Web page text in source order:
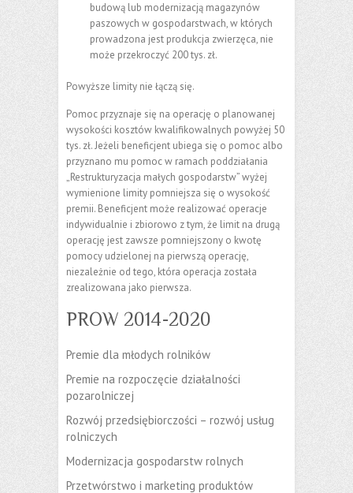
budową lub modernizacją magazynów
paszowych w gospodarstwach, w których
prowadzona jest produkcja zwierzęca, nie
może przekroczyć 200 tys. zł.
Powyższe limity nie łączą się.
Pomoc przyznaje się na operację o planowanej
wysokości kosztów kwalifikowalnych powyżej 50
tys. zł. Jeżeli beneficjent ubiega się o pomoc albo
przyznano mu pomoc w ramach poddziałania
„Restrukturyzacja małych gospodarstw” wyżej
wymienione limity pomniejsza się o wysokość
premii. Beneficjent może realizować operacje
indywidualnie i zbiorowo z tym, że limit na drugą
operację jest zawsze pomniejszony o kwotę
pomocy udzielonej na pierwszą operację,
niezależnie od tego, która operacja została
zrealizowana jako pierwsza.
PROW 2014-2020
Premie dla młodych rolników
Premie na rozpoczęcie działalności
pozarolniczej
Rozwój przedsiębiorczości – rozwój usług
rolniczych
Modernizacja gospodarstw rolnych
Przetwórstwo i marketing produktów